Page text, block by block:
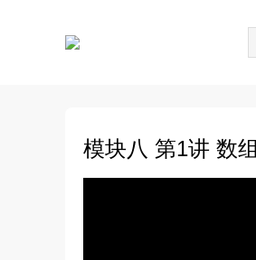
模块八 第1讲 数